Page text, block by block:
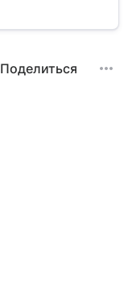
Поделиться